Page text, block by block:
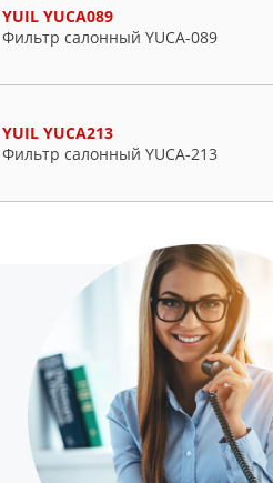
YUIL YUCA089
Фильтр салонный YUCA-089
YUIL YUCA213
Фильтр салонный YUCA-213